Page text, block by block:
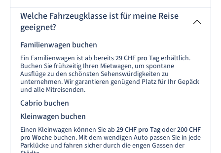
Welche Fahrzeugklasse ist für meine Reise
geeignet?
Familienwagen buchen
Ein Familienwagen ist ab bereits29 CHF pro Tagerhältlich.
Buchen Sie frühzeitig Ihren Mietwagen, um spontane
Ausflüge zu den schönsten Sehenswürdigkeiten zu
unternehmen. Wir garantieren genügend Platz für Ihr Gepäck
und alle Mitreisenden.
Cabrio buchen
Kleinwagen buchen
Einen Kleinwagen können Sie ab 29 CHF pro Tagoder200 CHF
pro Woche buchen. Mit dem wendigen Auto passen Sie in jede
Parklücke und fahren sicher durch die engen Gassen der